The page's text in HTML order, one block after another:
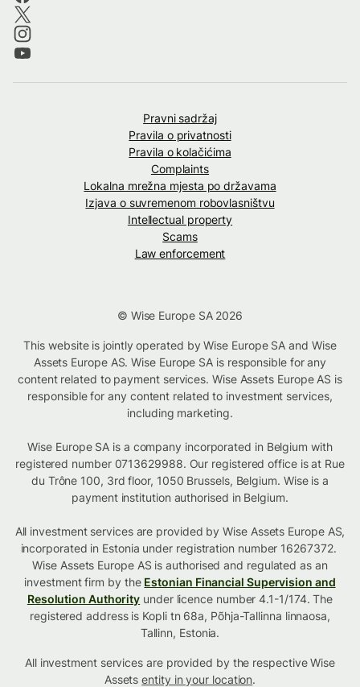
Pravni sadržaj
Pravila o privatnosti
Pravila o kolačićima
Complaints
Lokalna mrežna mjesta po državama
Izjava o suvremenom robovlasništvu
Intellectual property
Scams
Law enforcement
© Wise Europe SA 2026
This website is jointly operated by Wise Europe SA and Wise
Assets Europe AS. Wise Europe SA is responsible for any
content related to payment services. Wise Assets Europe AS is
responsible for any content related to investment services,
including marketing.
Wise Europe SA is a company incorporated in Belgium with
registered number 0713629988. Our registered office is at Rue
du Trône 100, 3rd floor, 1050 Brussels, Belgium. Wise is a
payment institution authorised in Belgium.
All investment services are provided by Wise Assets Europe AS,
incorporated in Estonia under registration number 16267372.
Wise Assets Europe AS is authorised and regulated as an
investment firm by the Estonian Financial Supervision and
Resolution Authority under licence number 4.1-1/174. The
registered address is Kopli tn 68a, Põhja-Tallinna linnaosa,
Tallinn, Estonia.
All investment services are provided by the respective Wise
Assetsentity in your location.